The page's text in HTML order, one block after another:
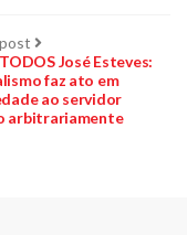
Próximo
post:José Esteves:
faz ato em
ao servidor
arbitrariamente